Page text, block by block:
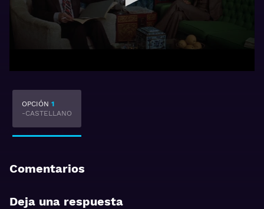
OPCIÓN 1
-CASTELLANO
Comentarios
Deja una respuesta